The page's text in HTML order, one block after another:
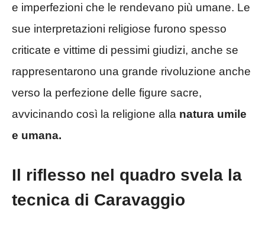
e imperfezioni che le rendevano più umane. Le
sue interpretazioni religiose furono spesso
criticate e vittime di pessimi giudizi, anche se
rappresentarono una grande rivoluzione anche
verso la perfezione delle figure sacre,
avvicinando così la religione alla natura umile
e umana.
Il riflesso nel quadro svela la
tecnica di Caravaggio